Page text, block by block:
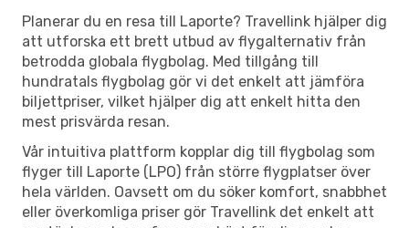
Planerar du en resa till Laporte? Travellink hjälper dig
att utforska ett brett utbud av flygalternativ från
betrodda globala flygbolag. Med tillgång till
hundratals flygbolag gör vi det enkelt att jämföra
biljettpriser, vilket hjälper dig att enkelt hitta den
mest prisvärda resan.
Vår intuitiva plattform kopplar dig till flygbolag som
flyger till Laporte (LPO) från större flygplatser över
hela världen. Oavsett om du söker komfort, snabbhet
eller överkomliga priser gör Travellink det enkelt att